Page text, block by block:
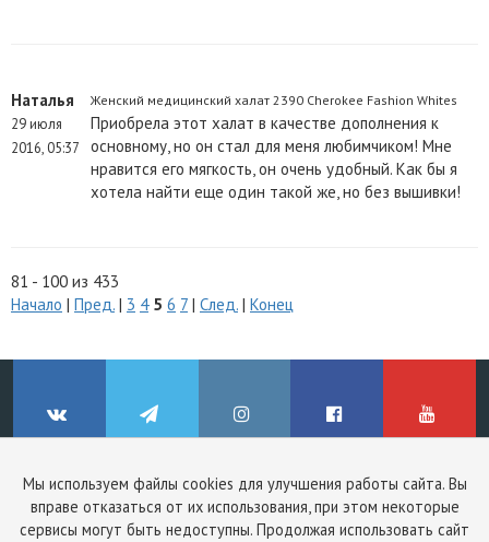
Мы используем файлы cookies для улучшения работы сайта. Вы
вправе отказаться от их использования, при этом некоторые
сервисы могут быть недоступны. Продолжая использовать сайт
Наталья
29 июля
2016, 05:37
Женский медицинский халат 2390 Cherokee Fashion Whites
Приобрела этот халат в качестве дополнения к
основному, но он стал для меня любимчиком! Мне
нравится его мягкость, он очень удобный. Как бы я
хотела найти еще один такой же, но без вышивки!
81 - 100 из 433
Начало | Пред. | 3 4 5 6 7 | След. | Конец
ВКонтакте Telegram Instagram Facebook YouTube
© ClinicStyle, 2026
Используя сайт, вы принимаетепользовательское соглашениеи
политику конфиденциальности.